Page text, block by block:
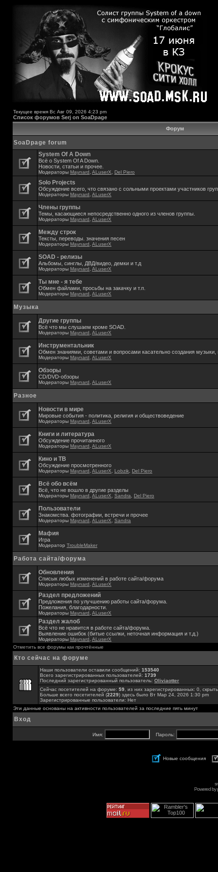
Текущее время Вс Авг 09, 2026 4:23 pm
Список форумов Serj on SoaDpage
Форум
SoaDpage forum
System Of A Down
Всё о System Of A Down.
Новости, статьи и прочее.
Модераторы Maynard ALuserX Del Piero
Solo Projects
Обсуждение всего, что связано с сольными проектами участников
Модераторы Maynard ALuserX
Члены группы
Темы, касающиеся непосредственно одного из членов группы.
Модераторы Maynard ALuserX
Между строк
Тексты, переводы. значения песен
Модераторы Maynard ALuserX
SOAD - релизы
Альбомы, синглы, ДВД/видео, демки и т.д
Модераторы Maynard ALuserX
Ты мне - я тебе
Обмен файлами, просьбы на закачку и т.п.
Модераторы Maynard ALuserX
Музыка
Другие группы
Всё что мы слушаем кроме SOAD.
Модераторы Maynard ALuserX
Инструментальник
Обмен знаниями, советами и вопросами касательно создания музыки,
Модераторы Maynard ALuserX
Обзоры
CD/DVD-обзоры
Модераторы Maynard ALuserX
Разное
Новости в мире
Мировые события - политика, религия и обществоведение
Модераторы Maynard ALuserX
Книги и литература
Обсуждение прочитанного
Модераторы Maynard ALuserX
Кино и ТВ
Обсуждение просмотренного
Модераторы Maynard ALuserX Lobzik Del Piero
Всё обо всём
Всё, что не вошло в другие разделы
Модераторы Maynard ALuserX Sandra Del Piero
Пользователи
Знакомства. фотографии, встречи и прочее
Модераторы Maynard ALuserX Sandra
Мафия
Игра
Модератор TroubleMaker
Работа сайта/форума
Обновления
Списык любых изменений в работе сайта/форума
Модераторы Maynard ALuserX
Раздел предложений
Предложения по улучшению работы сайта/форума.
Пожелания, благодарности.
Модераторы Maynard ALuserX
Раздел жалоб
Всё что не нравится в работе сайта/форума.
Выявление ошибок (битые ссылки, неточная информация и т.д.)
Модераторы Maynard ALuserX
Отметить все форумы как прочтённые
Кто сейчас на форуме
Наши пользователи оставили сообщений: 153540
Всего зарегистрированных пользователей: 1739
Последний зарегистрированный пользователь: Oliviaotter
Сейчас посетителей на форуме: 59 , из них зарегистрированных: 0,
Больше всего посетителей (2229) здесь было Вт Мар 24, 2026 1:30 pm
Зарегистрированные пользователи: Нет
Эти данные основаны на активности пользователей за последние пять минут
Вход
Имя: Пароль:
Новые сообщения
Powered by